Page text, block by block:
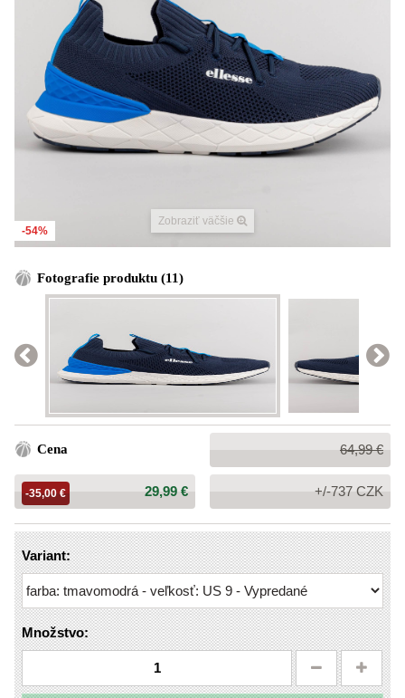
Zobraziť väčšie
-54%
Fotografie produktu (11)
Cena
Bežná
cena:
64,99 €
Cena:
29,99 €
-35,00 € +/-737 CZK
Variant:
Množstvo: